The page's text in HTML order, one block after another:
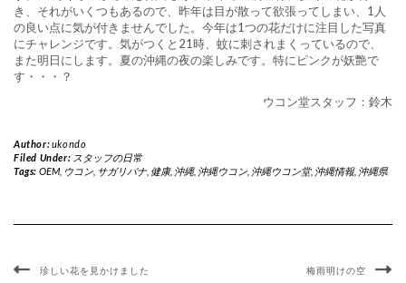
き、それがいくつもあるので、昨年は目が散って欲張ってしまい、1人
の良い点に気が付きませんでした。今年は1つの花だけに注目した写真
にチャレンジです。気がつくと21時、蚊に刺されまくっているので、
また明日にします。夏の沖縄の夜の楽しみです。特にピンクが妖艶で
す・・・？
ウコン堂スタッフ：鈴木
Author:ukondo
Filed Under: スタッフの日常
Tags: OEM, ウコン, サガリバナ, 健康, 沖縄, 沖縄ウコン, 沖縄ウコン堂, 沖縄情報, 沖縄県
珍しい花を見かけました 梅雨明けの空